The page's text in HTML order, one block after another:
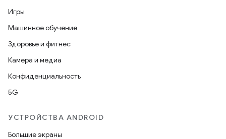
Игры
Машинное обучение
Здоровье и фитнес
Камера и медиа
Конфиденциальность
5G
УСТРОЙСТВА ANDROID
Большие экраны